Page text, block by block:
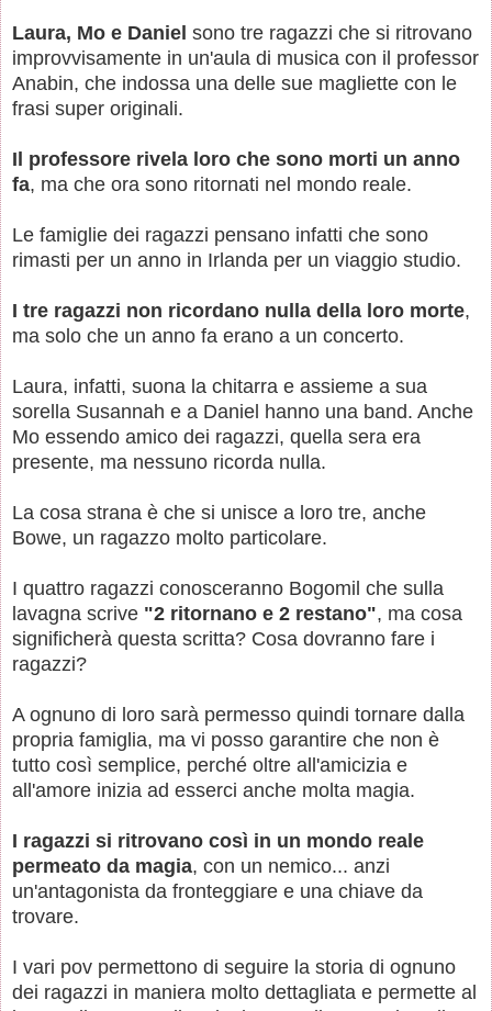
Laura, Mo e Daniel sono tre ragazzi che si ritrovano
improvvisamente in un'aula di musica con il professor
Anabin, che indossa una delle sue magliette con le
frasi super originali.
Il professore rivela loro che sono morti un anno
fa, ma che ora sono ritornati nel mondo reale.
Le famiglie dei ragazzi pensano infatti che sono
rimasti per un anno in Irlanda per un viaggio studio.
I tre ragazzi non ricordano nulla della loro morte,
ma solo che un anno fa erano a un concerto.
Laura, infatti, suona la chitarra e assieme a sua
sorella Susannah e a Daniel hanno una band. Anche
Mo essendo amico dei ragazzi, quella sera era
presente, ma nessuno ricorda nulla.
La cosa strana è che si unisce a loro tre, anche
Bowe, un ragazzo molto particolare.
I quattro ragazzi conosceranno Bogomil che sulla
lavagna scrive "2 ritornano e 2 restano", ma cosa
significherà questa scritta? Cosa dovranno fare i
ragazzi?
A ognuno di loro sarà permesso quindi tornare dalla
propria famiglia, ma vi posso garantire che non è
tutto così semplice, perché oltre all'amicizia e
all'amore inizia ad esserci anche molta magia.
I ragazzi si ritrovano così in un mondo reale
permeato da magia, con un nemico... anzi
un'antagonista da fronteggiare e una chiave da
trovare.
I vari pov permettono di seguire la storia di ognuno
dei ragazzi in maniera molto dettagliata e permette al